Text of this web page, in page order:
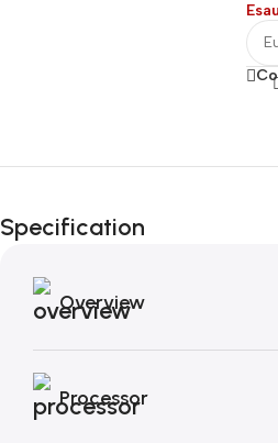
Fino al 12 Ottobre...
Autunno!
Specification
Overview
Processor